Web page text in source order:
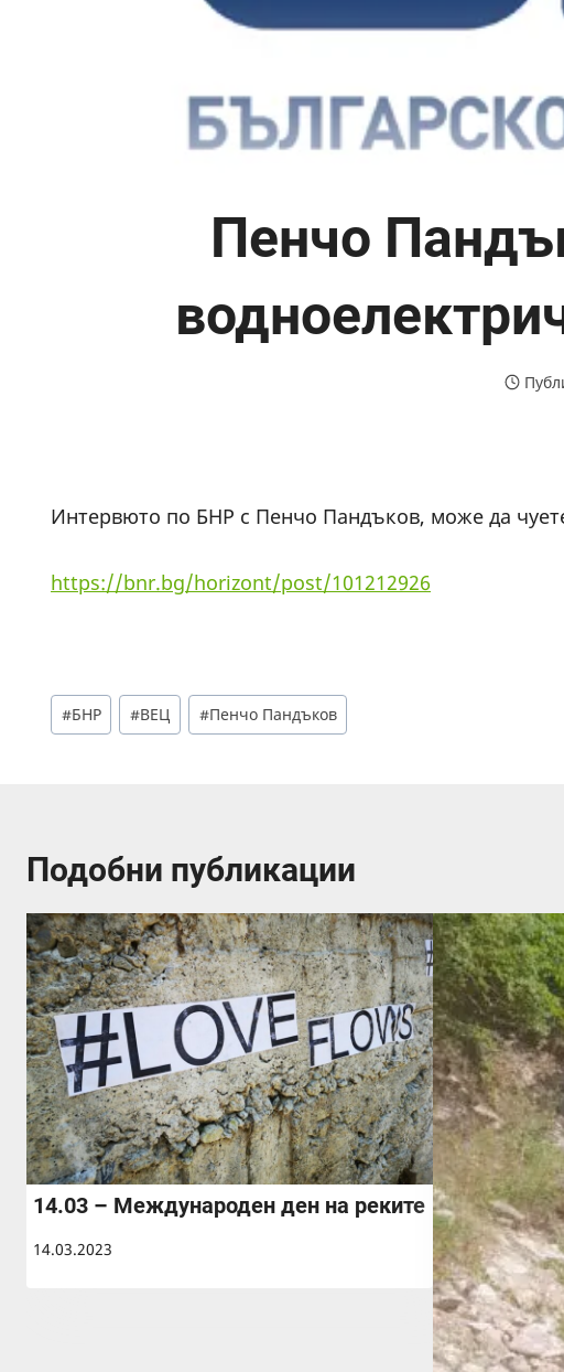
Пенчо
Интервюто по БНР с Пенчо Пандъков, може да
https://bnr.bg/horizont/post/101212926
Post
Tags:
#БНР #ВЕЦ #Пенчо Пандъков
Подобни публикации
14.03 – Международен ден на реките
14.03.2023